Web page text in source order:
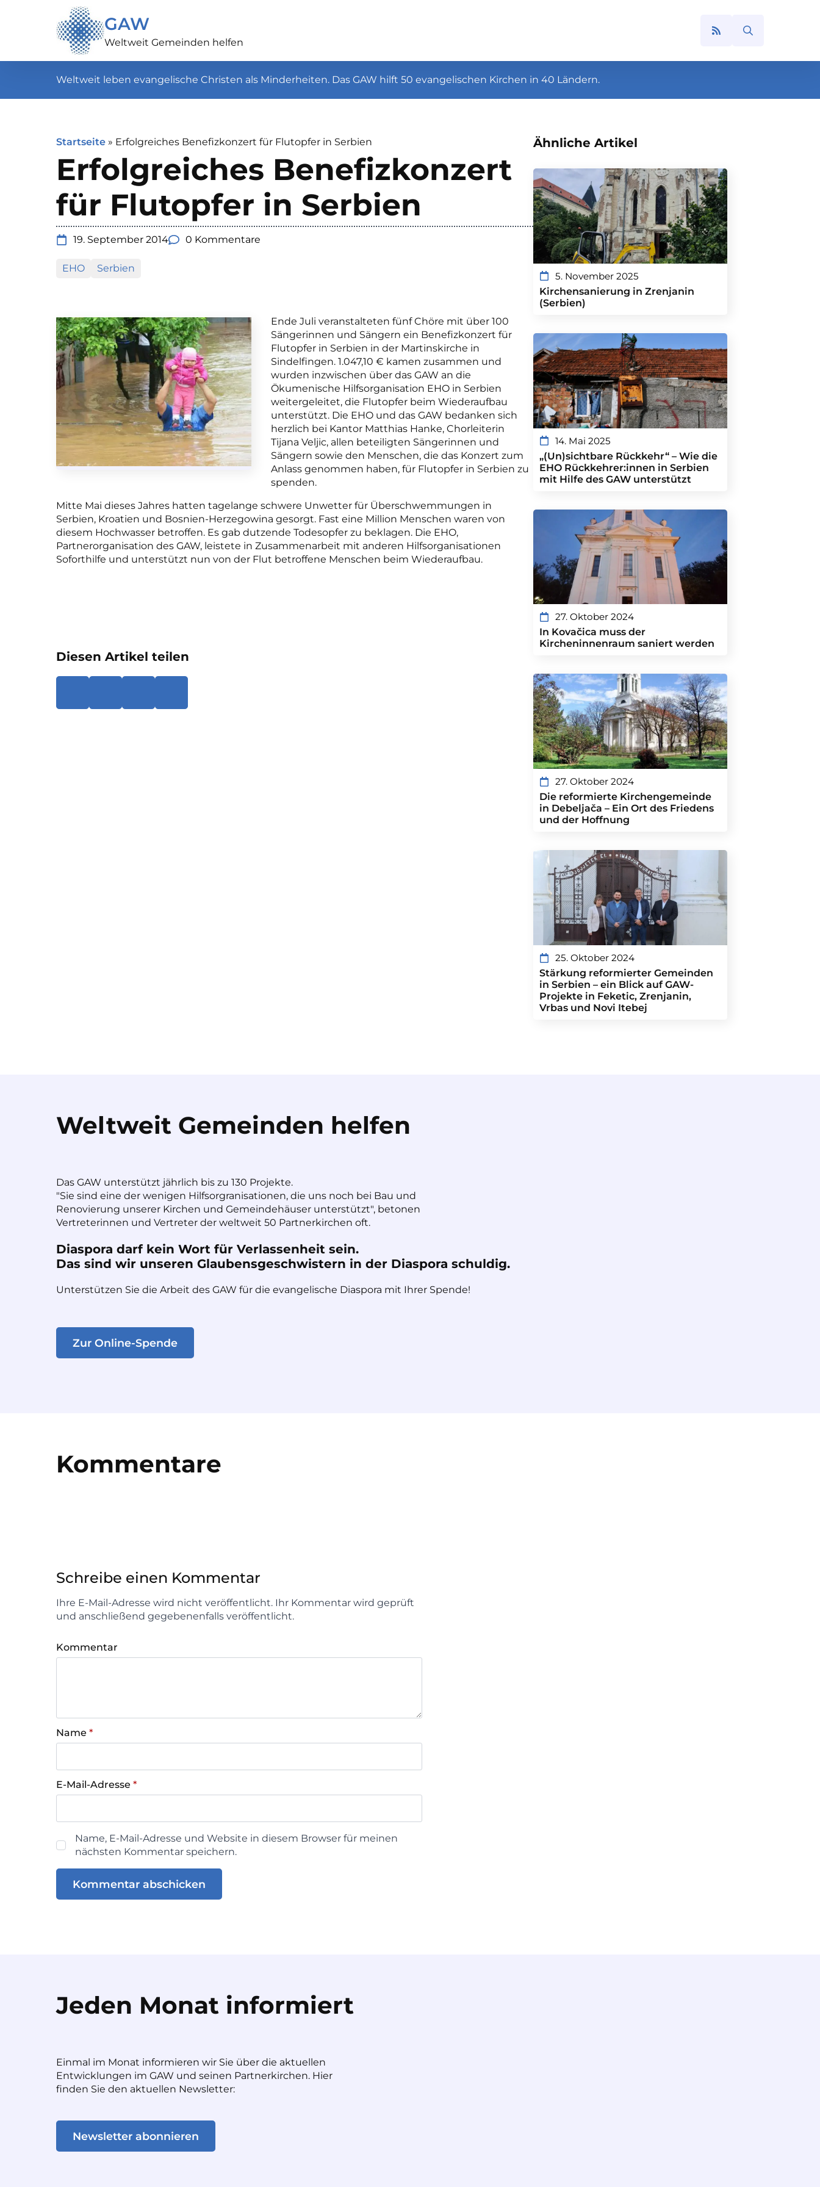
GAW
Weltweit Gemeinden helfen
Weltweit leben evangelische Christen als Minderheiten. Das GAW hilft 50 evangelischen Kirchen in 40 Ländern.
Startseite » Erfolgreiches Benefizkonzert für Flutopfer in Serbien
Erfolgreiches Benefizkonzert
für Flutopfer in Serbien
19. September 2014 0 Kommentare
EHO Serbien
Ende Juli veranstalteten fünf Chöre mit über 100
Sängerinnen und Sängern ein Benefizkonzert für
Flutopfer in Serbien in der Martinskirche in
Sindelfingen. 1.047,10 € kamen zusammen und
wurden inzwischen über das GAW an die
Ökumenische Hilfsorganisation EHO in Serbien
weitergeleitet, die Flutopfer beim Wiederaufbau
unterstützt. Die EHO und das GAW bedanken sich
herzlich bei Kantor Matthias Hanke, Chorleiterin
Tijana Veljic, allen beteiligten Sängerinnen und
Sängern sowie den Menschen, die das Konzert zum
Anlass genommen haben, für Flutopfer in Serbien zu
spenden.
Mitte Mai dieses Jahres hatten tagelange schwere Unwetter für Überschwemmungen in
Serbien, Kroatien und Bosnien-Herzegowina gesorgt. Fast eine Million Menschen waren von
diesem Hochwasser betroffen. Es gab dutzende Todesopfer zu beklagen. Die EHO,
Partnerorganisation des GAW, leistete in Zusammenarbeit mit anderen Hilfsorganisationen
Soforthilfe und unterstützt nun von der Flut betroffene Menschen beim Wiederaufbau.
Diesen Artikel teilen
Ähnliche Artikel
5. November 2025
Kirchensanierung in Zrenjanin
(Serbien)
14. Mai 2025
„(Un)sichtbare Rückkehr“ – Wie die
EHO Rückkehrer:innen in Serbien
mit Hilfe des GAW unterstützt
27. Oktober 2024
In Kovačica muss der
Kircheninnenraum saniert werden
27. Oktober 2024
Die reformierte Kirchengemeinde
in Debeljača – Ein Ort des Friedens
und der Hoffnung
25. Oktober 2024
Stärkung reformierter Gemeinden
in Serbien – ein Blick auf GAW-
Projekte in Feketic, Zrenjanin,
Vrbas und Novi Itebej
Weltweit Gemeinden helfen
Das GAW unterstützt jährlich bis zu 130 Projekte.
"Sie sind eine der wenigen Hilfsorgranisationen, die uns noch bei Bau und
Renovierung unserer Kirchen und Gemeindehäuser unterstützt", betonen
Vertreterinnen und Vertreter der weltweit 50 Partnerkirchen oft.
Diaspora darf kein Wort für Verlassenheit sein.
Das sind wir unseren Glaubensgeschwistern in der Diaspora schuldig.
Unterstützen Sie die Arbeit des GAW für die evangelische Diaspora mit Ihrer Spende!
Zur Online-Spende
Kommentare
Schreibe einen Kommentar
Ihre E-Mail-Adresse wird nicht veröffentlicht. Ihr Kommentar wird geprüft
und anschließend gegebenenfalls veröffentlicht.
Kommentar
Name *
E-Mail-Adresse *
Name, E-Mail-Adresse und Website in diesem Browser für meinen
nächsten Kommentar speichern.
Jeden Monat informiert
Einmal im Monat informieren wir Sie über die aktuellen
Entwicklungen im GAW und seinen Partnerkirchen. Hier
finden Sie den aktuellen Newsletter:
Newsletter abonnieren